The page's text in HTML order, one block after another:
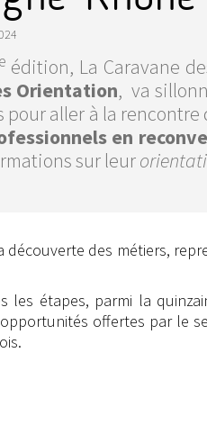
édition, La Caravane
Orientation, va
pour aller à la rencontre
en
sur leur
découverte des métiers,
étapes, parmi la
offertes par le